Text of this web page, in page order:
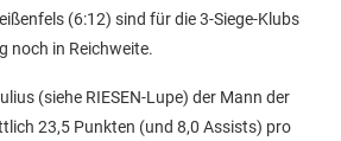
(6:12) sind für die 3-Siege-Klubs
noch in Reichweite.
(siehe RIESEN-Lupe) der Mann der
23,5 Punkten (und 8,0 Assists) pro